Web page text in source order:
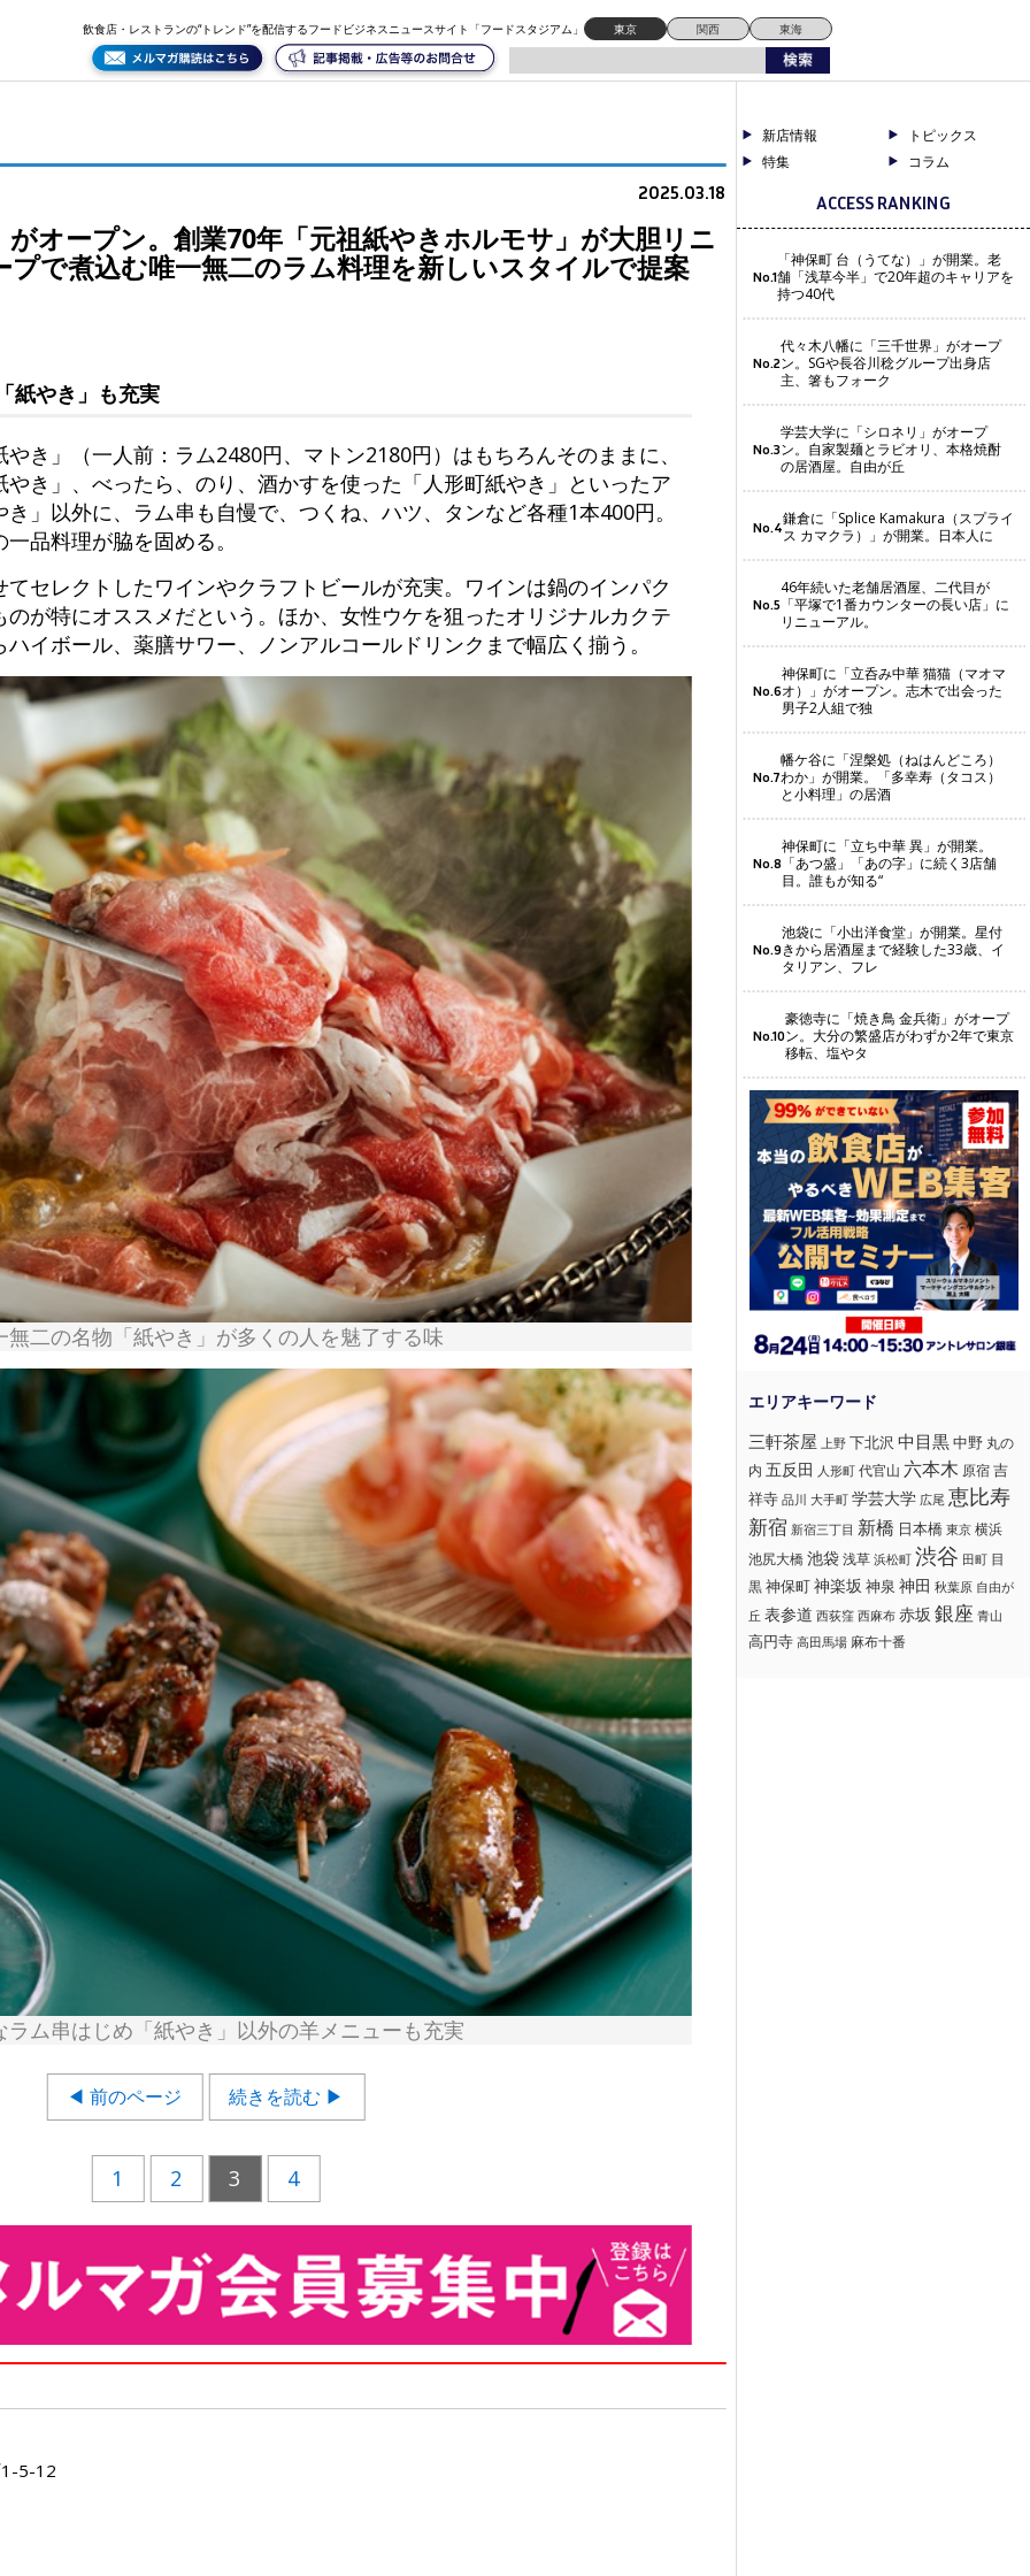
飲食店・レストランの“トレンド”を配信するフードビジネスニュースサイト「フードスタジアム」 東京 関西 東海
2025.03.18
オープン。創業70年「元祖紙やきホルモサ」が大胆リニ
で煮込む唯一無二のラム料理を新しいスタイルで提案
紙やき」も充実
き」（一人前：ラム2480円、マトン2180円）はもちろんそのままに、
き」、べったら、のり、酒かすを使った「人形町紙やき」といったア
」以外に、ラム串も自慢で、つくね、ハツ、タンなど各種1本400円。
品料理が脇を固める。
セレクトしたワインやクラフトビールが充実。ワインは鍋のインパク
が特にオススメだという。ほか、女性ウケを狙ったオリジナルカクテ
イボール、薬膳サワー、ノンアルコールドリンクまで幅広く揃う。
無二の名物「紙やき」が多くの人を魅了する味
ラム串はじめ「紙やき」以外の羊メニューも充実
◀ 前のページ 続きを読む ▶
1 2 3 4
5-12
新店情報
トピックス
特集
コラム
ACCESS RANKING
No.1
「神保町 台（うてな）」が開業。老
舗「浅草今半」で20年超のキャリアを
持つ40代
No.2
代々木八幡に「三千世界」がオープ
ン。SGや長谷川稔グループ出身店
主、箸もフォーク
No.3
学芸大学に「シロネリ」がオープ
ン。自家製麺とラビオリ、本格焼酎
の居酒屋。自由が丘
No.4鎌倉に「Splice Kamakura（スプライ
ス カマクラ）」が開業。日本人に
No.5
46年続いた老舗居酒屋、二代目が
「平塚で1番カウンターの長い店」に
リニューアル。
No.6
神保町に「立呑み中華 猫猫（マオマ
オ）」がオープン。志木で出会った
男子2人組で独
No.7
幡ケ谷に「涅槃処（ねはんどころ）
わか」が開業。「多幸寿（タコス）
と小料理」の居酒
No.8
神保町に「立ち中華 異」が開業。
「あつ盛」「あの字」に続く3店舗
目。誰もが知る“
No.9
池袋に「小出洋食堂」が開業。星付
きから居酒屋まで経験した33歳、イ
タリアン、フレ
No.10
豪徳寺に「焼き鳥 金兵衛」がオープ
ン。大分の繁盛店がわずか2年で東京
移転、塩やタ
三軒茶屋 上野 下北沢 中目黒中野 丸の
内 五反田 人形町 代官山 六本木 原宿 吉
祥寺 品川 大手町 学芸大学 広尾 恵比寿
新宿 新宿三丁目 新橋 日本橋 東京 横浜
池尻大橋 池袋浅草 浜松町 渋谷 田町 目
黒神保町神楽坂 神泉 神田 秋葉原 自由が
丘 表参道 西荻窪 西麻布 赤坂 銀座 青山
高円寺 高田馬場 麻布十番